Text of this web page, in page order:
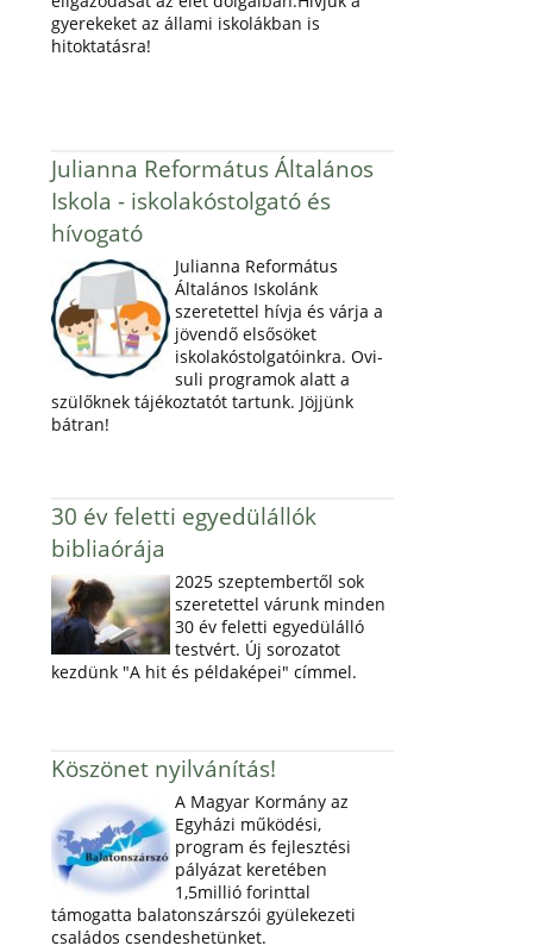
gyerekeket az állami iskolákban is
hitoktatásra!
Julianna Református Általános
Iskola - iskolakóstolgató és
hívogató
Julianna Református
Általános Iskolánk
szeretettel hívja és várja a
jövendő elsősöket
iskolakóstolgatóinkra. Ovi-
suli programok alatt a
szülőknek tájékoztatót tartunk. Jöjjünk
bátran!
30 év feletti egyedülállók
bibliaórája
2025 szeptembertől sok
szeretettel várunk minden
30 év feletti egyedülálló
testvért. Új sorozatot
kezdünk "A hit és példaképei" címmel.
Köszönet nyilvánítás!
A Magyar Kormány az
Egyházi működési,
program és fejlesztési
pályázat keretében
1,5millió forinttal
támogatta balatonszárszói gyülekezeti
családos csendeshetünket.